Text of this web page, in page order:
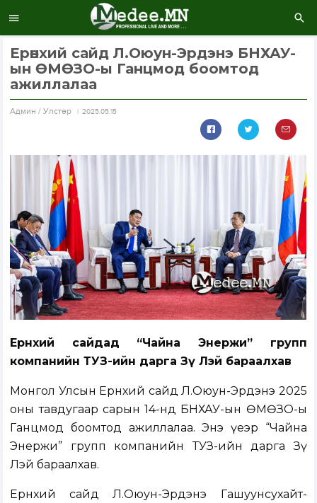
Ерөнхий сайд Л.Оюун-Эрдэнэ БНХАУ-
ын ӨМӨЗО-ы Ганцмод боомтод
ажиллалаа
Aдмин / Улстөр 2025.05.15
Ерөнхий сайдад “Чайна Энержи” групп
компанийн ТУЗ-ийн дарга Зөү Лэй бараалхав
Монгол Улсын Ерөнхий сайд Л.Оюун-Эрдэнэ 2025
оны тавдугаар сарын 14-нд БНХАУ-ын ӨМӨЗО-ы
Ганцмод боомтод ажиллалаа. Энэ үеэр “Чайна
Энержи” групп компанийн ТУЗ-ийн дарга Зөү
Лэй бараалхав.
Ерөнхий сайд Л.Оюун-Эрдэнэ Гашуунсухайт-